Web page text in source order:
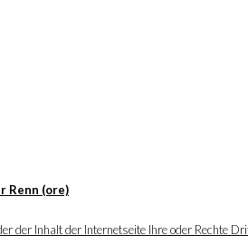
Renn (ore)
der Inhalt der Internetseite Ihre oder Rechte